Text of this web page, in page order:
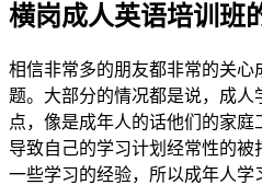
横岗成人英语培训班
相信非常多的朋友都非常的关心
题。大部分的情况都是说，成
点，像是成年人的话他们的家
导致自己的学习计划经常性的
一些学习的经验，所以成年人